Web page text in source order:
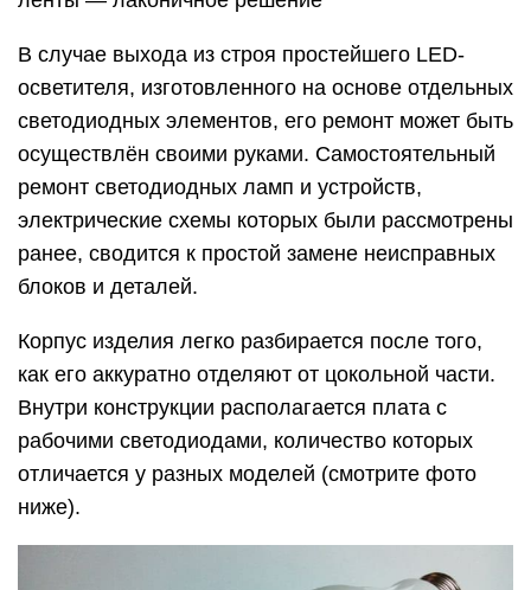
В случае выхода из строя простейшего LED-
осветителя, изготовленного на основе отдельных
светодиодных элементов, его ремонт может быть
осуществлён своими руками. Самостоятельный
ремонт светодиодных ламп и устройств,
электрические схемы которых были рассмотрены
ранее, сводится к простой замене неисправных
блоков и деталей.
Корпус изделия легко разбирается после того,
как его аккуратно отделяют от цокольной части.
Внутри конструкции располагается плата с
рабочими светодиодами, количество которых
отличается у разных моделей (смотрите фото
ниже).